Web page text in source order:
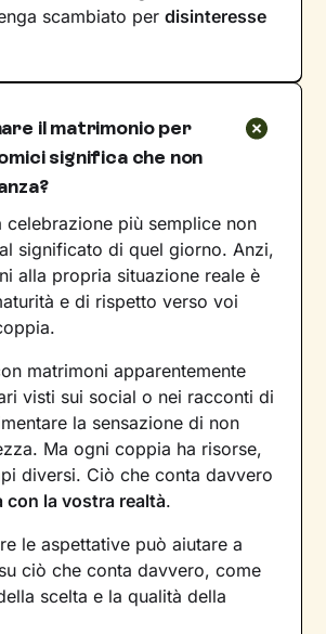
scambiato perdisinteresse
il matrimonio per
significa che non
celebrazione più semplice non
significato di quel giorno. Anzi,
alla propria situazione reale è
e di rispetto verso voi
matrimoni apparentemente
visti sui social o nei racconti di
la sensazione di non
Ma ogni coppia ha risorse,
diversi. Ciò che conta davvero
con la vostra realtà.
le aspettative può aiutare a
ciò che conta davvero, come
scelta e la qualità della